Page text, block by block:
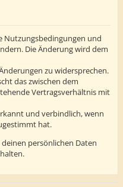
Nutzungsbedingungen und
Die Änderung wird dem
zu widersprechen.
das zwischen dem
Vertragsverhältnis mit
und verbindlich, wenn
hat.
persönlichen Daten